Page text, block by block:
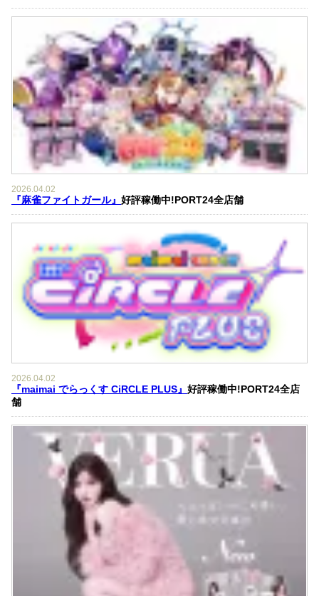
2026.04.02
『麻雀ファイトガール』 好評稼働中!PORT24全店舗
2026.04.02
『maimai でらっくす CiRCLE PLUS』 好評稼働中!PORT24全店
舗